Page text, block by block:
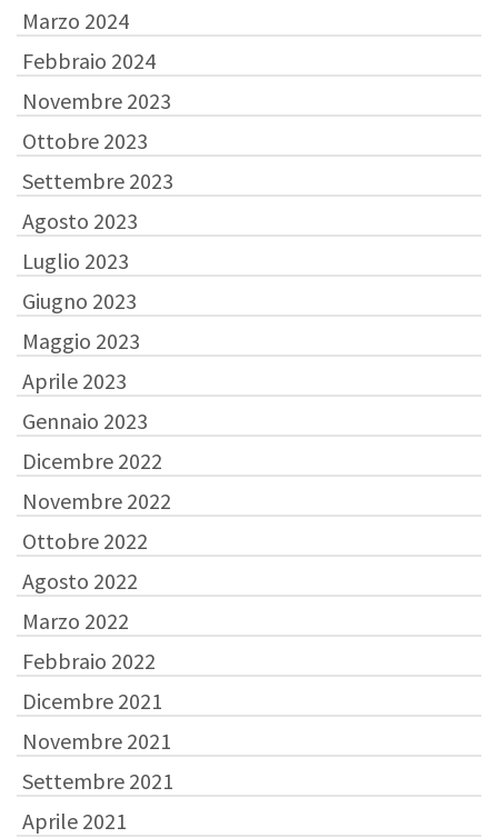
Marzo 2024
Febbraio 2024
Novembre 2023
Ottobre 2023
Settembre 2023
Agosto 2023
Luglio 2023
Giugno 2023
Maggio 2023
Aprile 2023
Gennaio 2023
Dicembre 2022
Novembre 2022
Ottobre 2022
Agosto 2022
Marzo 2022
Febbraio 2022
Dicembre 2021
Novembre 2021
Settembre 2021
Aprile 2021